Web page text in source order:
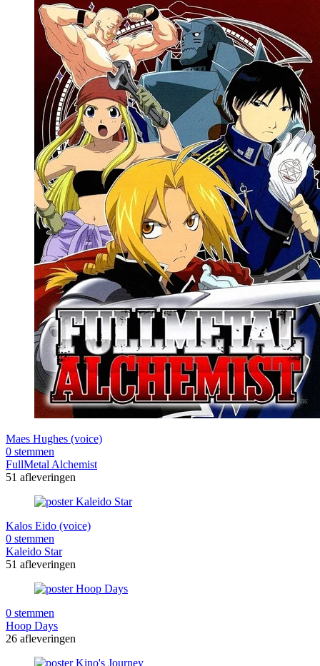
Maes Hughes (voice)
0 stemmen
FullMetal Alchemist
51 afleveringen
Kalos Eido (voice)
0 stemmen
Kaleido Star
51 afleveringen
0 stemmen
Hoop Days
26 afleveringen